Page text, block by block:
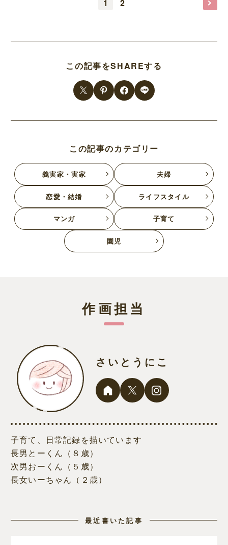
1 2
この記事をSHAREする
この記事のカテゴリー
義実家・実家 夫婦
恋愛・結婚 ライフスタイル
マンガ 子育て
園児
作画担当
さいとうにこ
子育て、日常記録を描いています
長男とーくん（８歳）
次男おーくん（５歳）
長女いーちゃん（２歳）
最近書いた記事